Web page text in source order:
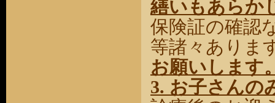
繕いもあらか
保険証の確認
等諸々ありま
お願いします
3. お子さんの